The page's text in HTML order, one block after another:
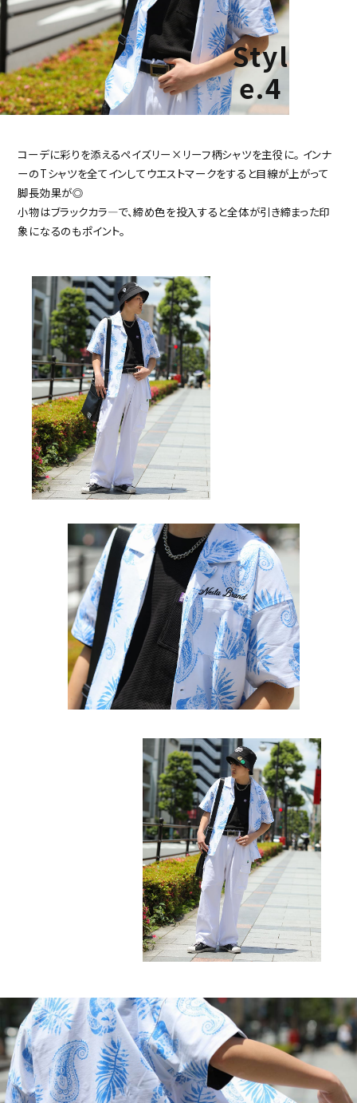
キーワードから探す
search
価格から探す
Styl
e.4
コーデに彩りを添えるペイズリー×リーフ柄シャツを主役に。 インナ
ーのTシャツを全てインしてウエストマークをすると目線が上がって
脚長効果が◎
小物はブラックカラ―で、締め色を投入すると全体が引き締まった印
象になるのもポイント。